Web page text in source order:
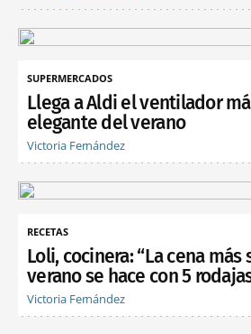
SUPERMERCADOS
Llega a Aldi el ventilador
elegante del verano
Victoria Fernández
RECETAS
Loli, cocinera: “La cena
verano se hace con 5
Victoria Fernández